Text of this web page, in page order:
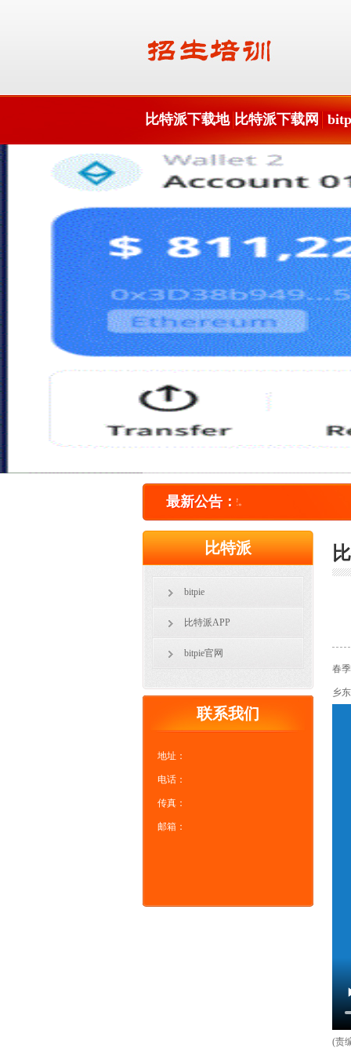
比特派下载地
址
比特派下载网
址
最新公告：
比特派
bitpie
比特派APP
bitpie官网
联系我们
地址：
电话：
传真：
邮箱：
春
乡
(责